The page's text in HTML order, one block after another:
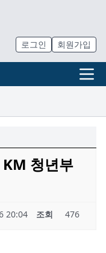
로그인 회원가입
청년부
20:04 조회 476